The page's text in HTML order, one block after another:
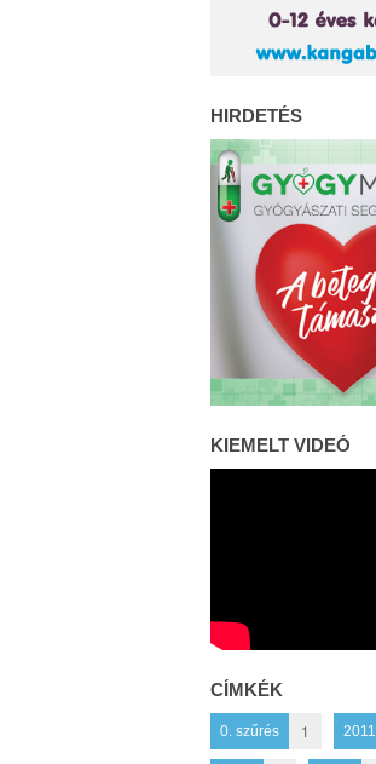
HIRDETÉS
KIEMELT VIDEÓ
CÍMKÉK
0. szűrés 1 2011